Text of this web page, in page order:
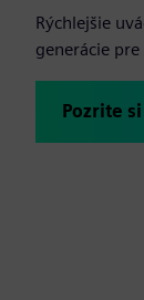
Rýchlejšie
generácie
Pozrite